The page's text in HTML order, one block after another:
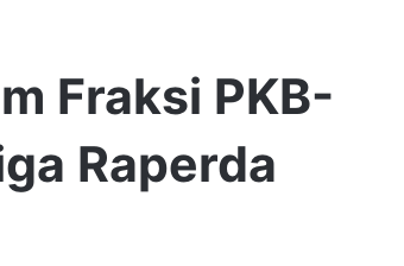
Fraksi PKB-
Raperda